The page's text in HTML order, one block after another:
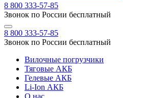
8 800 333-57-85
Звонок по России бесплатный
8 800 333-57-85
Звонок по России бесплатный
Вилочные погрузчики
Тяговые АКБ
Гелевые АКБ
Li-Ion АКБ
О нас